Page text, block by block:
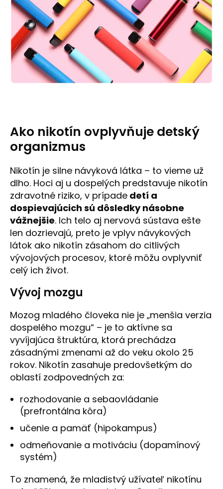
Ako nikotín ovplyvňuje detský
organizmus
Nikotín je silne návyková látka – to vieme už
dlho. Hoci aj u dospelých predstavuje nikotín
zdravotné riziko, v prípade detí a
dospievajúcich sú dôsledky násobne
vážnejšie. Ich telo aj nervová sústava ešte
len dozrievajú, preto je vplyv návykových
látok ako nikotín zásahom do citlivých
vývojových procesov, ktoré môžu ovplyvniť
celý ich život.
Vývoj mozgu
Mozog mladého človeka nie je „menšia verzia
dospelého mozgu“ – je to aktívne sa
vyvíjajúca štruktúra, ktorá prechádza
zásadnými zmenami až do veku okolo 25
rokov. Nikotín zasahuje predovšetkým do
oblastí zodpovedných za:
rozhodovanie a sebaovládanie
(prefrontálna kôra)
učenie a pamäť (hipokampus)
odmeňovanie a motiváciu (dopamínový
systém)
To znamená, že mladistvý užívateľ nikotínu